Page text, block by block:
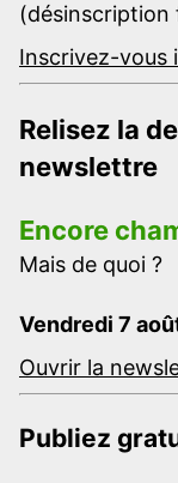
(désinscription
Inscrivez-vous
Relisez la
newslettre
Encore
Mais de quoi ?
Vendredi 7
Ouvrir la
Publiez